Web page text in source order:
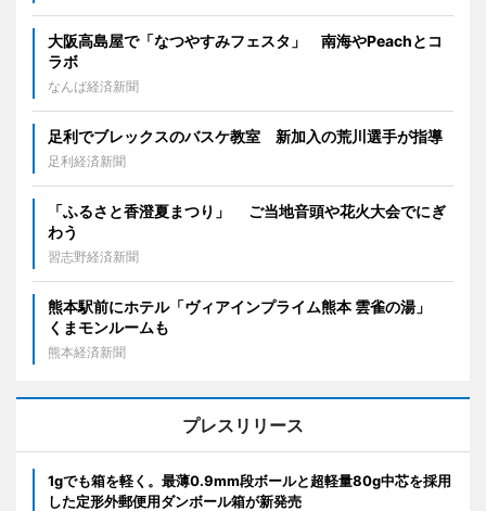
大阪高島屋で「なつやすみフェスタ」 南海やPeachとコ
ラボ
なんば経済新聞
足利でブレックスのバスケ教室 新加入の荒川選手が指導
足利経済新聞
「ふるさと香澄夏まつり」 ご当地音頭や花火大会でにぎ
わう
習志野経済新聞
熊本駅前にホテル「ヴィアインプライム熊本 雲雀の湯」
くまモンルームも
熊本経済新聞
プレスリリース
1gでも箱を軽く。最薄0.9mm段ボールと超軽量80g中芯を採用
した定形外郵便用ダンボール箱が新発売